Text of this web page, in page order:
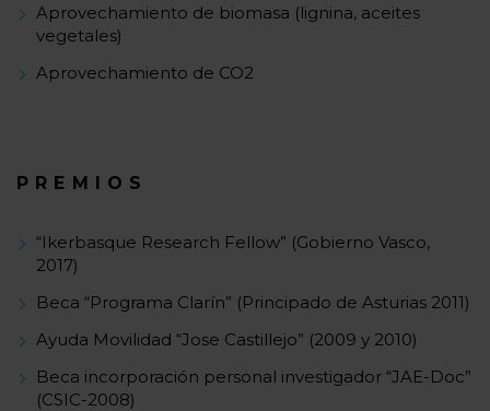
Aprovechamiento de biomasa (lignina, aceites
vegetales)
Aprovechamiento de CO2
PREMIOS
“Ikerbasque Research Fellow” (Gobierno Vasco,
2017)
Beca “Programa Clarín” (Principado de Asturias 2011)
Ayuda Movilidad “Jose Castillejo” (2009 y 2010)
Beca incorporación personal investigador “JAE-Doc”
(CSIC-2008)